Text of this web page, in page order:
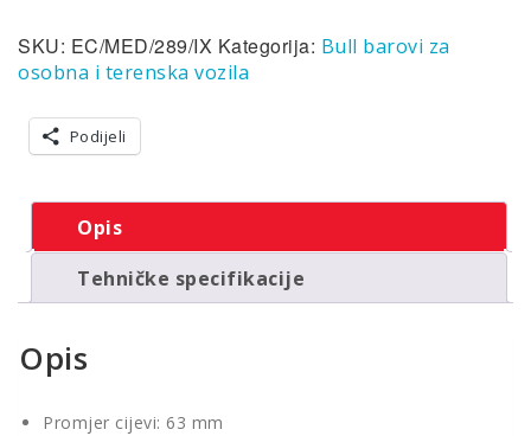
srebrni
za
Q5
2008-
EU
certifikatom
količina
SKU: EC/MED/289/IX Kategorija: Bull barovi za
osobna i terenska vozila
Podijeli
Opis
Tehničke specifikacije
Opis
Promjer cijevi: 63 mm